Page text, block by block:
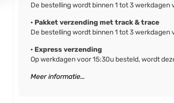
De bestelling wordt binnen 1 tot 3 werkdagen
· Pakket verzending met track & trace
De bestelling wordt binnen 1 tot 3 werkdagen
· Express verzending
Op werkdagen voor 15:30u besteld, wordt
Meer informatie...